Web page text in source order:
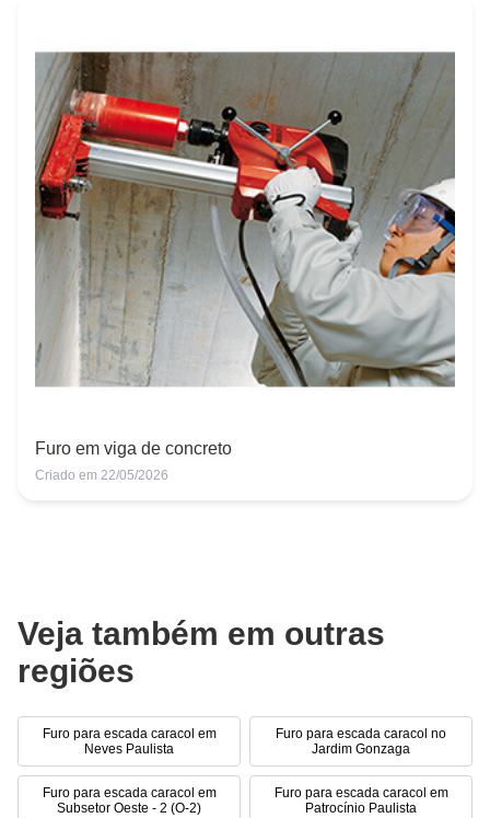
Furo em viga de concreto
Criado em 22/05/2026
Veja também em outras
regiões
Furo para escada caracol em
Neves Paulista
Furo para escada caracol no
Jardim Gonzaga
Furo para escada caracol em
Subsetor Oeste - 2 (O-2)
Furo para escada caracol em
Patrocínio Paulista